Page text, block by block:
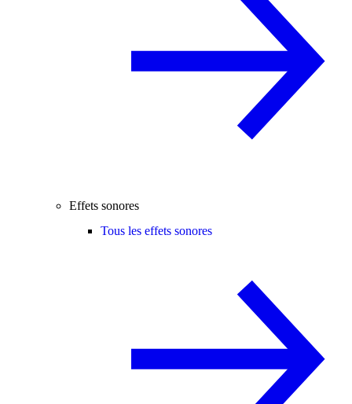
Effets sonores
Tous les effets sonores